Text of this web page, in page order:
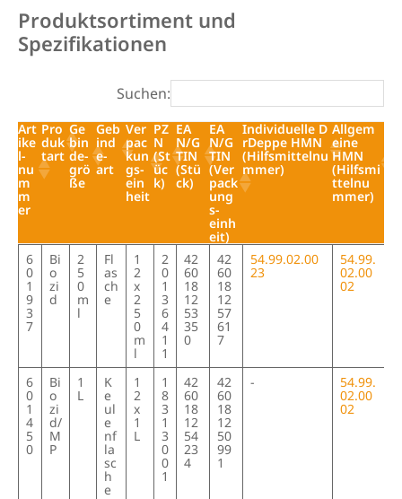
Produktsortiment und
Spezifikationen
Suchen:
Art
ike
l-
nu
m
m
er
Pro
duk
tart
Ge
bin
de-
grö
ße
Geb
ind
e-
art
Ver
pac
kun
gs-
ein
heit
PZ
N
(St
üc
k)
EA
N/G
TIN
(Stü
ck)
EA
N/G
TIN
(Ver
pack
ung
s-
einh
eit)
Individuelle D
rDeppe HMN
(Hilfsmittelnu
mmer)
Allgem
eine
HMN
(Hilfsmi
ttelnu
mmer)
Art
ike
nu
m
m
er
Pro
duk
tart
Ge
bin
de-
grö
ße
Geb
ind
e-
art
Ver
pac
kun
gs-
ein
heit
PZ
N
(St
üc
k)
EA
N/G
TIN
(Stü
ck)
EA
N/G
TIN
(Ver
pack
ung
s-
einh
Individuelle D
rDeppe HMN
(Hilfsmittelnu
Allgem
eine
HMN
(Hilfsmi
6
0
1
9
3
7
Bi
o
zi
d
2
5
0
m
l
Fl
as
ch
e
1
2
x
2
5
0
m
l
2
0
1
3
6
4
1
1
42
60
18
12
53
35
0
42
60
18
12
57
61
7
54.99.02.00
23
54.99.
02.00
02
6
0
1
4
5
0
Bi
o
zi
d/
M
P
1
L
K
e
ul
e
nf
la
sc
h
e
1
2
x
1
L
1
8
3
1
3
0
0
1
42
60
18
12
54
23
4
42
60
18
12
50
99
1
- 54.99.
02.00
02